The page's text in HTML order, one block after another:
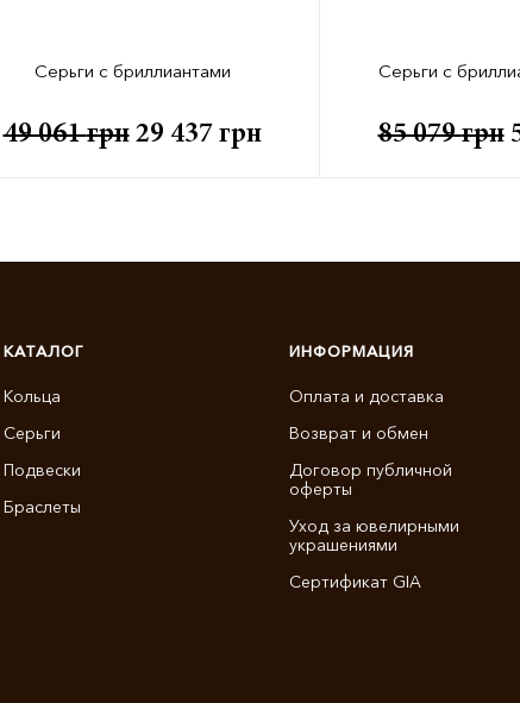
Серьги с бриллиантами
49 061грн 29 437 грн
Серьги с
85 079грн
КАТАЛОГ
Кольца
Серьги
Подвески
Браслеты
ИНФОРМАЦИЯ
Оплата и доставка
Возврат и обмен
Договор публичной
оферты
Уход за ювелирными
украшениями
Сертификат GIA